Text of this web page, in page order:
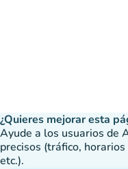
¿Quieres mejorar esta
Ayude a los usuarios de
precisos (tráfico,
etc.).